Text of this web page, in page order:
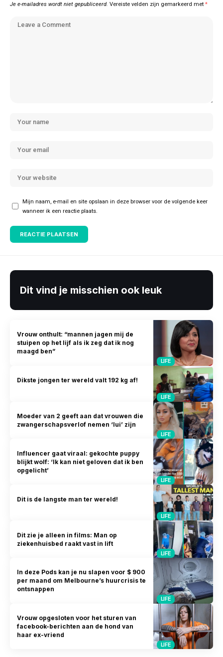
Je e-mailadres wordt niet gepubliceerd. Vereiste velden zijn gemarkeerd met *
Mijn naam, e-mail en site opslaan in deze browser voor de volgende keer
wanneer ik een reactie plaats.
Dit vind je misschien ook leuk
LIFE
Vrouw onthult: “mannen jagen mij de
stuipen op het lijf als ik zeg dat ik nog
maagd ben”
LIFE
Dikste jongen ter wereld valt 192 kg af!
LIFE
Moeder van 2 geeft aan dat vrouwen die
zwangerschapsverlof nemen ‘lui’ zijn
LIFE
Influencer gaat viraal: gekochte puppy
blijkt wolf: ‘Ik kan niet geloven dat ik ben
opgelicht’
LIFE
Dit is de langste man ter wereld!
LIFE
Dit zie je alleen in films: Man op
ziekenhuisbed raakt vast in lift
LIFE
In deze Pods kan je nu slapen voor $ 900
per maand om Melbourne’s huurcrisis te
ontsnappen
LIFE
Vrouw opgesloten voor het sturen van
facebook-berichten aan de hond van
haar ex-vriend